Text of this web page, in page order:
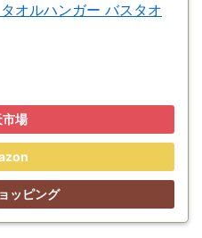
オルハンガー バスタオ
場
ッピング